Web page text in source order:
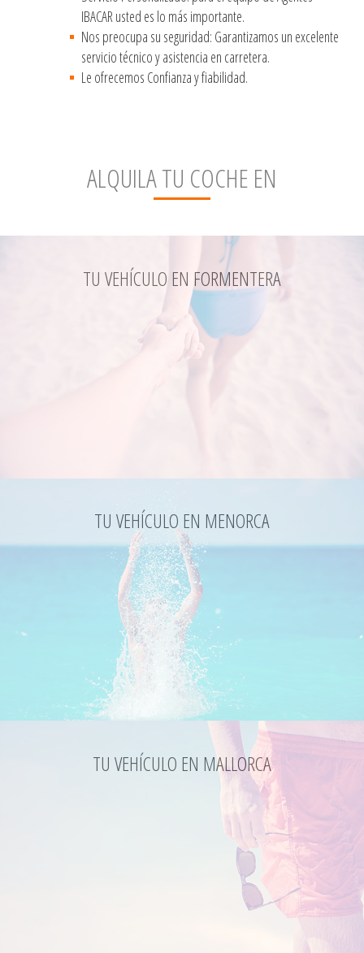
IBACAR usted es lo más importante.
Nos preocupa su seguridad: Garantizamos un excelente
servicio técnico y asistencia en carretera.
Le ofrecemos Confianza y fiabilidad.
ALQUILA TU COCHE EN
TU VEHÍCULO EN FORMENTERA
TU VEHÍCULO EN MENORCA
TU VEHÍCULO EN MALLORCA